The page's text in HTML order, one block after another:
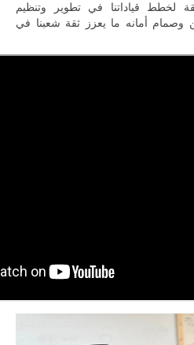
لخطط قياداتنا في تطوير وتنظيم
وصمام أمانه ما يعزز ثقة شعبنا في